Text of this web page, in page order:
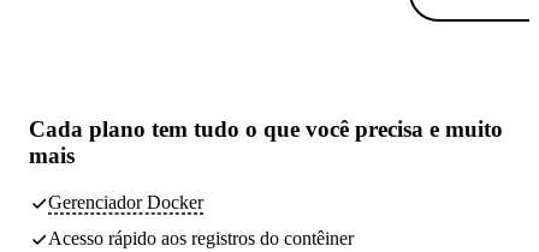
Cada plano tem tudo o que você precisa e muito
mais
Gerenciador Docker
Acesso rápido aos registros do contêiner